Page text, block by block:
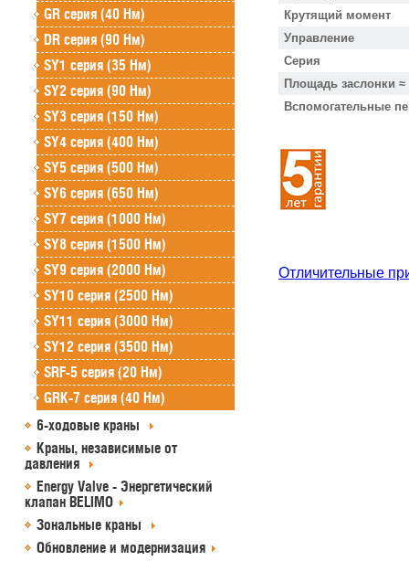
GR cерия (40 Нм)
DR серия (90 Нм)
SY1 серия (35 Нм)
SY2 серия (90 Нм)
SY3 серия (150 Нм)
SY4 серия (400 Нм)
SY5 серия (500 Нм)
SY6 серия (650 Нм)
SY7 серия (1000 Нм)
SY8 серия (1500 Нм)
SY9 серия (2000 Нм)
SY10 серия (2500 Нм)
SY11 серия (3000 Нм)
SY12 серия (3500 Нм)
SRF-5 серия (20 Нм)
GRK-7 серия (40 Нм)
6-ходовые краны
Краны, независимые от
давления
Energy Valve - Энергетический
клапан BELIMO
Зональные краны
Обновление и модернизация
Крутящий момент
Управление
Серия
Площадь заслонки ≈
Вспомогательные
Отличительные